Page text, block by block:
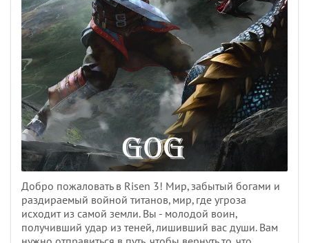
Добро пожаловать в Risen 3! Мир, забытый богами и
раздираемый войной титанов, мир, где угроза
исходит из самой земли. Вы - молодой воин,
получивший удар из теней, лишивший вас души. Вам